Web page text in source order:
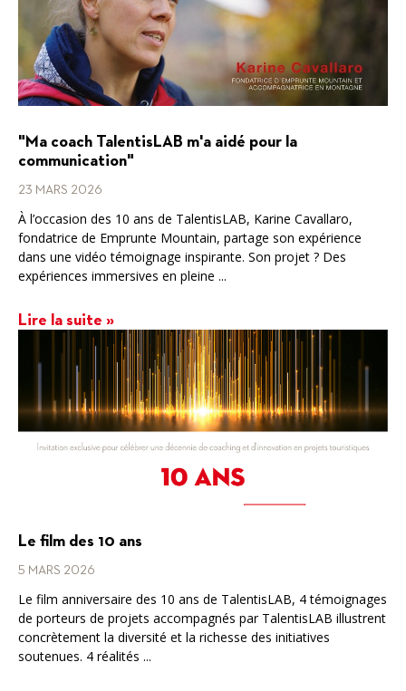
"Ma coach TalentisLAB m'a aidé pour la
communication"
23 MARS 2026
À l’occasion des 10 ans de TalentisLAB, Karine Cavallaro,
fondatrice de Emprunte Mountain, partage son expérience
dans une vidéo témoignage inspirante. Son projet ? Des
expériences immersives en pleine ...
Lire la suite »
Le film des 10 ans
5 MARS 2026
Le film anniversaire des 10 ans de TalentisLAB, 4 témoignages
de porteurs de projets accompagnés par TalentisLAB illustrent
concrètement la diversité et la richesse des initiatives
soutenues. 4 réalités ...